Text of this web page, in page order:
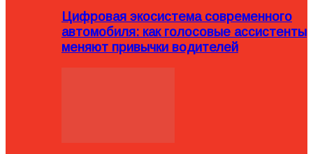
Цифровая экосистема современного
автомобиля: как голосовые ассистенты
меняют привычки водителей